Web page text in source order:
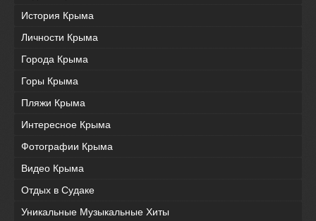
История Крыма
Личности Крыма
Города Крыма
Горы Крыма
Пляжи Крыма
Интересное Крыма
Фотографии Крыма
Видео Крыма
Отдых в Судаке
Уникальные Музыкальные Хиты